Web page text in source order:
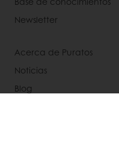
Newsletter
Acerca de Puratos
Noticias
Blog